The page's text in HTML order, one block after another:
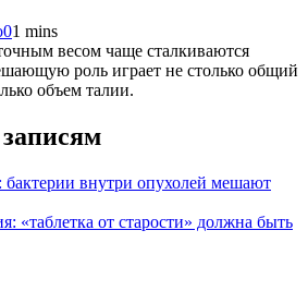
01 mins
весом чаще сталкиваются
роль играет не столько общий
объем талии.
бактерии внутри опухолей мешают
«таблетка от старости» должна быть